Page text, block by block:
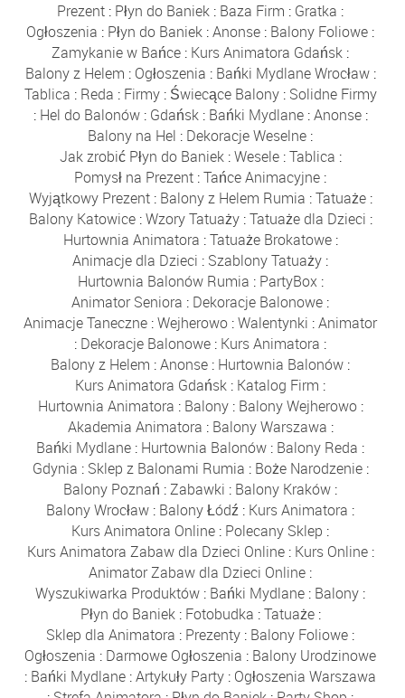
Prezent : Płyn do Baniek : Baza Firm : Gratka :
Ogłoszenia : Płyn do Baniek :Anonse : Balony Foliowe :
Zamykanie w Bańce : Kurs Animatora Gdańsk :
Balony z Helem : Ogłoszenia : Bańki Mydlane Wrocław:
Tablica : Reda : Firmy: Świecące Balony: Solidne Firmy
: Hel do Balonów: Gdańsk: Bańki Mydlane:Anonse:
Balony na Hel : Dekoracje Weselne :
Jak zrobić Płyn do Baniek:Wesele:Tablica :
Pomysł na Prezent :Tańce Animacyjne :
Wyjątkowy Prezent: Balony z Helem Rumia :Tatuaże:
Balony Katowice:Wzory Tatuaży:Tatuaże dla Dzieci :
Hurtownia Animatora :Tatuaże Brokatowe:
Animacje dla Dzieci : Szablony Tatuaży :
Hurtownia Balonów Rumia : PartyBox:
Animator Seniora : Dekoracje Balonowe :
Animacje Taneczne :Wejherowo :Walentynki :Animator
: Dekoracje Balonowe : Kurs Animatora :
Balony z Helem :Anonse : Hurtownia Balonów :
Kurs Animatora Gdańsk : Katalog Firm :
Hurtownia Animatora : Balony: Balony Wejherowo:
Akademia Animatora : Balony Warszawa :
Bańki Mydlane : Hurtownia Balonów : Balony Reda :
Gdynia : Sklep z Balonami Rumia : Boże Narodzenie:
Balony Poznań :Zabawki : Balony Kraków :
Balony Wrocław : Balony Łódź : Kurs Animatora :
Kurs Animatora Online : Polecany Sklep :
Kurs Animatora Zabaw dla Dzieci Online: Kurs Online:
Animator Zabaw dla Dzieci Online :
Wyszukiwarka Produktów : Bańki Mydlane : Balony :
Płyn do Baniek: Fotobudka :Tatuaże:
Sklep dla Animatora : Prezenty : Balony Foliowe :
Ogłoszenia : Darmowe Ogłoszenia : Balony Urodzinowe
: Bańki Mydlane :Artykuły Party : Ogłoszenia Warszawa